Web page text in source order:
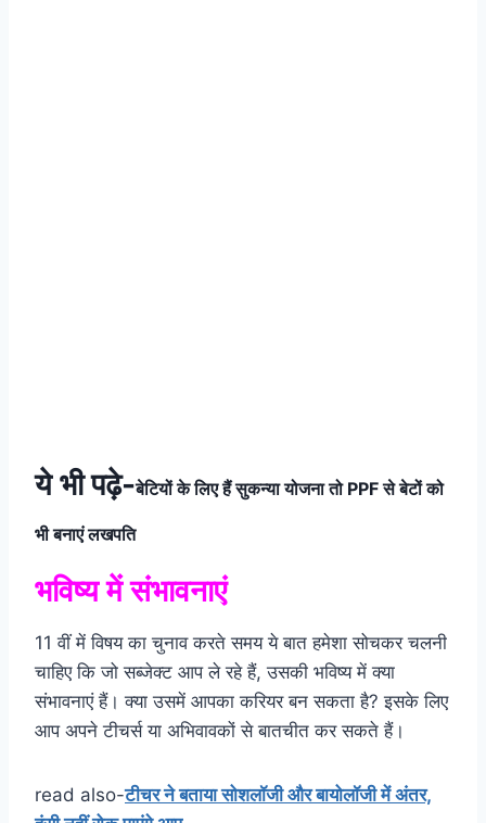
ये भी पढ़े-बेटियों के लिए हैं सुकन्या योजना तो PPF से बेटों को
भी बनाएं लखपति
भविष्य में संभावनाएं
11 वीं में विषय का चुनाव करते समय ये बात हमेशा सोचकर चलनी
चाहिए कि जो सब्जेक्ट आप ले रहे हैं, उसकी भविष्य में क्या
संभावनाएं हैं। क्या उसमें आपका करियर बन सकता है? इसके लिए
आप अपने टीचर्स या अभिवावकों से बातचीत कर सकते हैं।
read also-टीचर ने बताया सोशलॉजी और बायोलॉजी में अंतर,